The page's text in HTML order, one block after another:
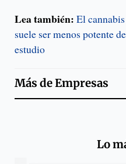
Lea también: El
suele ser menos potente
estudio
Más deEmpresas
Lo